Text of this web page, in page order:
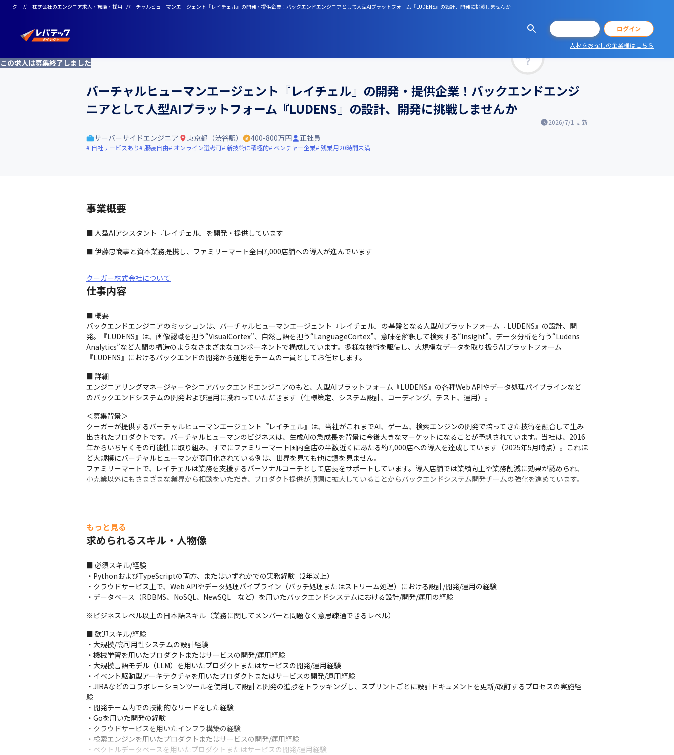
クーガー株式会社のエンジニア求人・転職・採用 | バーチャルヒューマンエージェント『レイチェル』の開発・提供企業！バックエンドエンジニアとして人型AIプラットフォーム『LUDENS』の設計、開発に挑戦しませんか
ログイン
人材をお探しの企業様はこちら
この求人は募集終了しました
バーチャルヒューマンエージェント『レイチェル』の開発・提供企業！バックエンドエンジ
ニアとして人型AIプラットフォーム『LUDENS』の設計、開発に挑戦しませんか
2026/7/1 更新
サーバーサイドエンジニア 東京都（渋谷駅） 400-800万円 正社員
自社サービスあり 服装自由 オンライン選考可 新技術に積極的 ベンチャー企業 残業月20時間未満
事業概要
■ 人型AIアシスタント『レイチェル』を開発・提供しています
■ 伊藤忠商事と資本業務提携し、ファミリーマート全国7,000店舗への導入が進んでいます
クーガー株式会社について
仕事内容
■ 概要
バックエンドエンジニアのミッションは、バーチャルヒューマンエージェント『レイチェル』の基盤となる人型AIプラットフォーム『LUDENS』の設計、開
発。『LUDENS』は、画像認識を担う“VisualCortex”、自然言語を担う“LanguageCortex”、意味を解釈して検索する“Insight”、データ分析を行う“Ludens
Analytics”など人間の構造のようなさまざまなコンポーネントで構成しています。多様な技術を駆使し、大規模なデータを取り扱うAIプラットフォーム
『LUDENS』におけるバックエンドの開発から運用をチームの一員としてお任せします。
■ 詳細
エンジニアリングマネージャーやシニアバックエンドエンジニアのもと、人型AIプラットフォーム『LUDENS』の各種Web APIやデータ処理パイプラインなど
のバックエンドシステムの開発および運用に携わっていただきます（仕様策定、システム設計、コーディング、テスト、運用）。
＜募集背景＞
クーガーが提供するバーチャルヒューマンエージェント『レイチェル』は、当社がこれまでAI、ゲーム、検索エンジンの開発で培ってきた技術を融合して生み
出されたプロダクトです。バーチャルヒューマンのビジネスは、生成AIの急成長を背景に今後大きなマーケットになることが予想されています。当社は、2016
年からいち早くその可能性に取り組み、すでにファミリーマート国内全店の半数近くにあたる約7,000店への導入を達成しています（2025年5月時点）。これほ
ど大規模にバーチャルヒューマンが商用化されている例は、世界を見ても他に類を見ません。
ファミリーマートで、レイチェルは業務を支援するパーソナルコーチとして店長をサポートしています。導入店舗では業績向上や業務削減に効果が認められ、
小売業以外にもさまざまな業界から相談をいただき、プロダクト提供が順調に拡大していることからバックエンドシステム開発チームの強化を進めています。
スキルやノウハウを積極的に共有しています。
もっと見る
求められるスキル・人物像
■ 必須スキル/経験
・PythonおよびTypeScriptの両方、またはいずれかでの実務経験（2年以上）
・クラウドサービス上で、Web APIやデータ処理パイプライン（バッチ処理またはストリーム処理）における設計/開発/運用の経験
・データベース（RDBMS、NoSQL、NewSQL　など）を用いたバックエンドシステムにおける設計/開発/運用の経験
※ビジネスレベル以上の日本語スキル（業務に関してメンバーと問題なく意思疎通できるレベル）
■ 歓迎スキル/経験
・大規模/高可用性システムの設計経験
・機械学習を用いたプロダクトまたはサービスの開発/運用経験
・大規模言語モデル（LLM）を用いたプロダクトまたはサービスの開発/運用経験
・イベント駆動型アーキテクチャを用いたプロダクトまたはサービスの開発/運用経験
・JIRAなどのコラボレーションツールを使用して設計と開発の進捗をトラッキングし、スプリントごとに設計ドキュメントを更新/改訂するプロセスの実施経
験
・開発チーム内での技術的なリードをした経験
・Goを用いた開発の経験
・クラウドサービスを用いたインフラ構築の経験
・検索エンジンを用いたプロダクトまたはサービスの開発/運用経験
・ベクトルデータベースを用いたプロダクトまたはサービスの開発/運用経験